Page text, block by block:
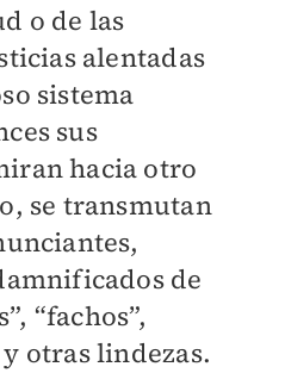
o de las
alentadas
sistema
sus
hacia otro
se transmutan
de
“fachos”,
otras lindezas.